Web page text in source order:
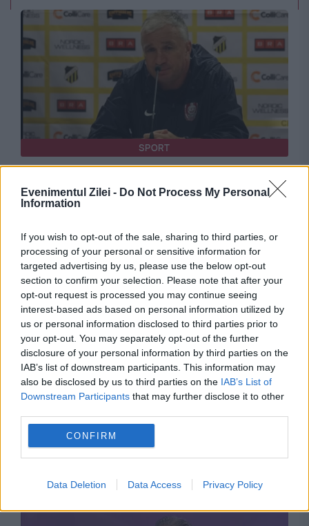
Evenimentul Zilei - Do Not Process My Personal
Information
If you wish to opt-out of the sale, sharing to third parties, or
processing of your personal or sensitive information for
targeted advertising by us, please use the below opt-out
section to confirm your selection. Please note that after your
opt-out request is processed you may continue seeing
interest-based ads based on personal information utilized by
us or personal information disclosed to third parties prior to
your opt-out. You may separately opt-out of the further
disclosure of your personal information by third parties on the
IAB’s list of downstream participants. This information may
also be disclosed by us to third parties on the IAB’s List of
Downstream Participants that may further disclose it to other
CONFIRM
Data Deletion Data Access Privacy Policy
SPORT
Mutare bombă la FCSB. Gigi Becali și MM
Stoica vor să îl aducă pe Dan Petrescu ca
SPORT
FCSB - Farul, 2-2. Remiză spectaculoasă,
„roș-albaștrii” au salvat un punct în repriza a